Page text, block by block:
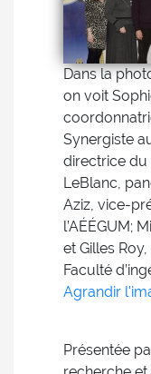
Dans la
on voit
Synergiste
directrice du
LeBlanc,
Aziz, vice-
l’AÉÉGUM;
et Gilles
Faculté
Agrandir
Présentée